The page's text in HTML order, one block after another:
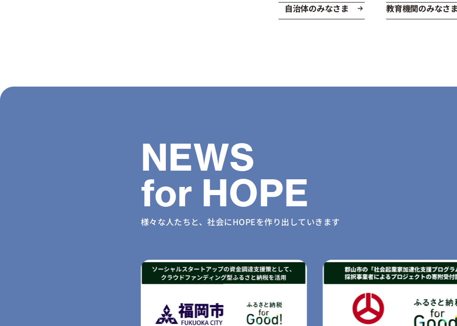
自治体のみなさま
教育機関のみなさ
NEWS
for HOPE
様々な人たちと、社会にHOPEを作り出していきます